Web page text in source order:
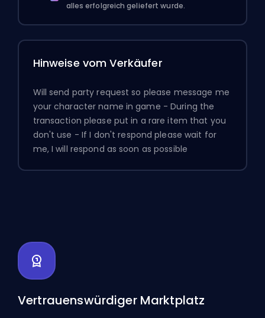
alles erfolgreich geliefert wurde.
Hinweise vom Verkäufer
Will send party request so please message me
your character name in game - During the
transaction please put in a rare item that you
don't use - If I don't respond please wait for
me, I will respond as soon as possible
Vertrauenswürdiger Marktplatz